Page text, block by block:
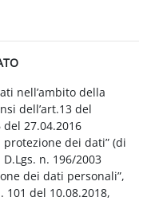
nell’ambito della
dell’art.13 del
del 27.04.2016
protezione dei dati” (di
n. 196/2003
dei dati personali”,
101 del 10.08.2018,